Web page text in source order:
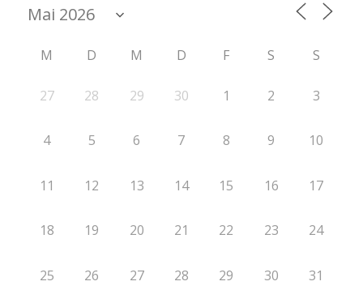
M D M D F S S
27 28 29 30 1 2 3
4 5 6 7 8 9 10
11 12 13 14 15 16 17
18 19 20 21 22 23 24
25 26 27 28 29 30 31